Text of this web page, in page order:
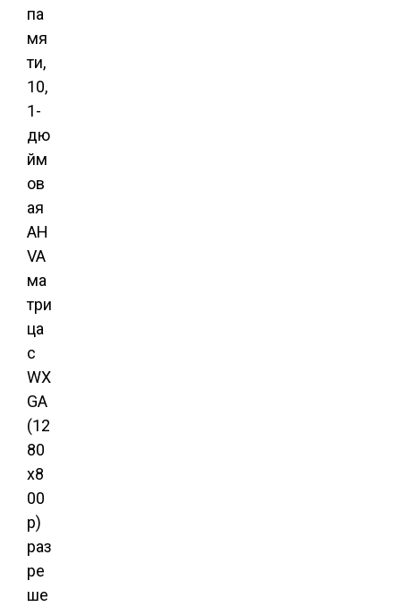
па
мя
ти,
10,
1-
дю
йм
ов
ая
AH
VA
ма
три
ца
с
WX
GA
(12
80
x8
00
p)
раз
ре
ше